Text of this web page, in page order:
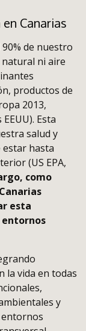
Canarias
de nuestro
ni aire
productos de
2013,
Esta
salud y
hasta
(US EPA,
como
esta
la vida en todas
y